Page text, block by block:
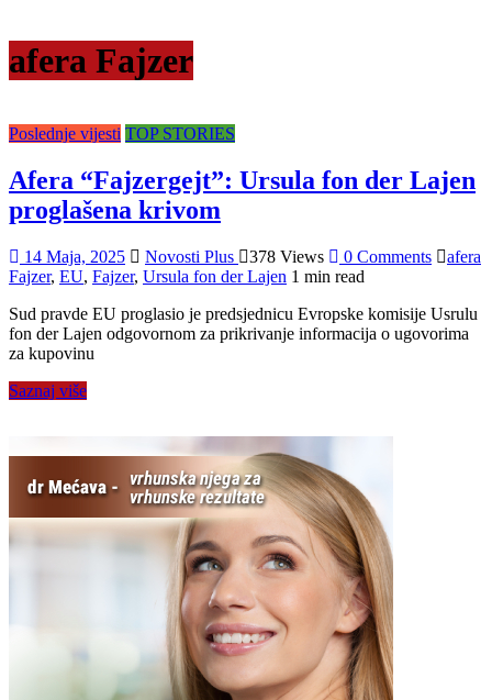
afera Fajzer
Poslednje vijesti TOP STORIES
Afera “Fajzergejt”: Ursula fon der Lajen
proglašena krivom
14 Maja, 2025 Novosti Plus 378 Views 0 Comments
afera
Fajzer, EU, Fajzer, Ursula fon der Lajen 1 min read
Sud pravde EU proglasio je predsjednicu Evropske komisije Usrulu
fon der Lajen odgovornom za prikrivanje informacija o ugovorima
za kupovinu
Saznaj više